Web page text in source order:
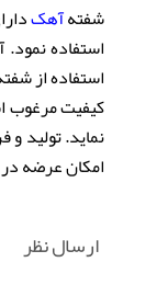
شفتهآهک
استفاده
استفاده از
کیفیت مرغوب
نماید. تولید
امکان عرضه
ارسال نظر